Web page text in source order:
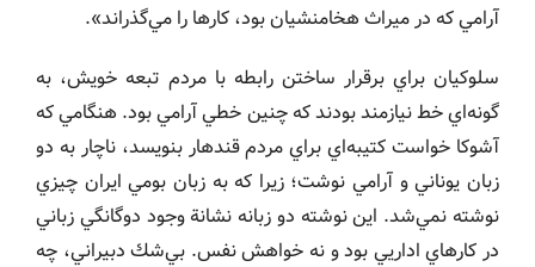
آرامي كه در ميراث هخامنشيان بود، كارها را مي‌گذراند».
سلوكيان براي برقرار ساختن رابطه با مردم تبعه خويش، به
گونه‌اي خط نيازمند بودند كه چنين خطي آرامي بود. هنگامي كه
آشوكا خواست كتيبه‌اي براي مردم قندهار بنويسد، ناچار به دو
زبان يوناني و آرامي نوشت؛ زيرا كه به زبان بومي ايران چيزي
نوشته نمي‌شد. اين نوشته دو زبانه نشانة وجود دوگانگي زباني
در كارهاي اداريي بود و نه خواهش نفس. بي‌شك دبيراني، چه